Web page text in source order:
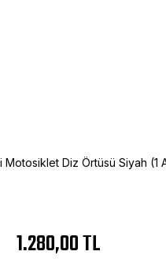
Motosiklet Diz Örtüsü Siyah
1.280,00 TL